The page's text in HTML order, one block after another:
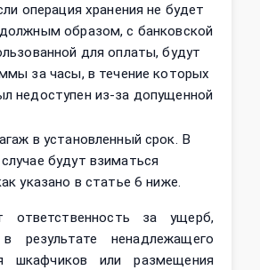
операция хранения не будет
образом, с банковской
для оплаты, будут
за часы, в течение которых
недоступен из‑за допущенной
в установленный срок. В
будут взиматься
указано в статье 6 ниже.
ответственность за ущерб,
результате ненадлежащего
шкафчиков или размещения